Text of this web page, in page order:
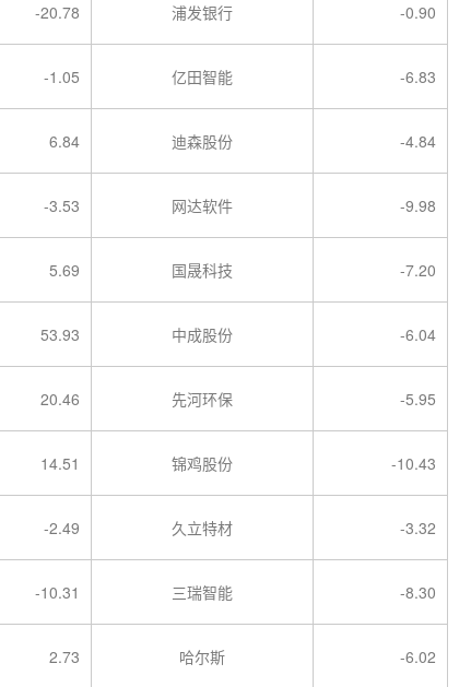
-20.78 浦发银行 -0.90
-1.05 亿田智能 -6.83
6.84 迪森股份 -4.84
-3.53 网达软件 -9.98
5.69 国晟科技 -7.20
53.93 中成股份 -6.04
20.46 先河环保 -5.95
14.51 锦鸡股份 -10.43
-2.49 久立特材 -3.32
-10.31 三瑞智能 -8.30
2.73 哈尔斯 -6.02